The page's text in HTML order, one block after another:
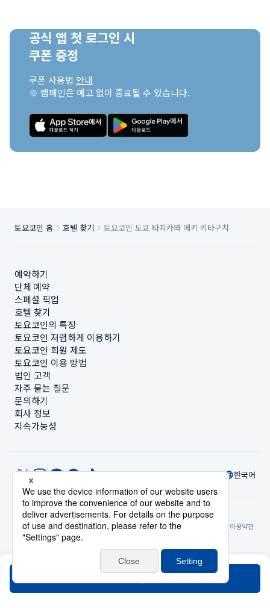
공식 앱 첫 로그인 시
쿠폰 증정
쿠폰 사용법 안내
※ 캠페인은 예고 없이 종료될 수 있습니다.
토요코인 홈 호텔 찾기 토요코인 도쿄 타치카와 에키 키타구치
예약하기
단체 예약
스페셜 픽업
호텔 찾기
토요코인의 특징
토요코인 저렴하게 이용하기
토요코인 회원 제도
토요코인 이용 방법
법인 고객
자주 묻는 질문
문의하기
회사 정보
지속가능성
한국어
© Toyoko Inn Co., Ltd.
개인정보 설정개인정보 보호정책특정상거래법에 관한 표기사이트 정책
숙박시설 이용약관
계정 이용 약관카드 회원 약관